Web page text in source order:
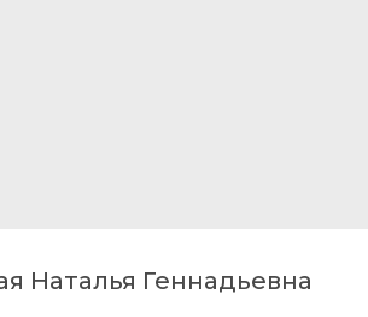
Наталья Геннадьевна